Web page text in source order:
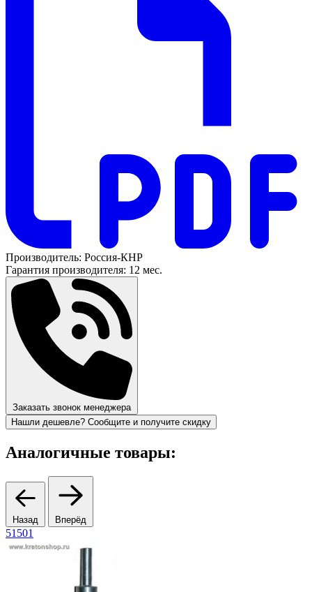
Производитель: Россия-КНР
Гарантия производителя: 12 мес.
Заказать звонок менеджера
Нашли дешевле? Сообщите и получите скидку
Аналогичные товары:
Назад Вперёд
51501